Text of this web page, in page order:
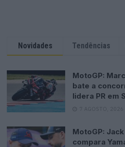
Novidades Tendências
MotoGP:
bate a
lidera PR em
7 AGOSTO, 2026
MotoGP:
compara